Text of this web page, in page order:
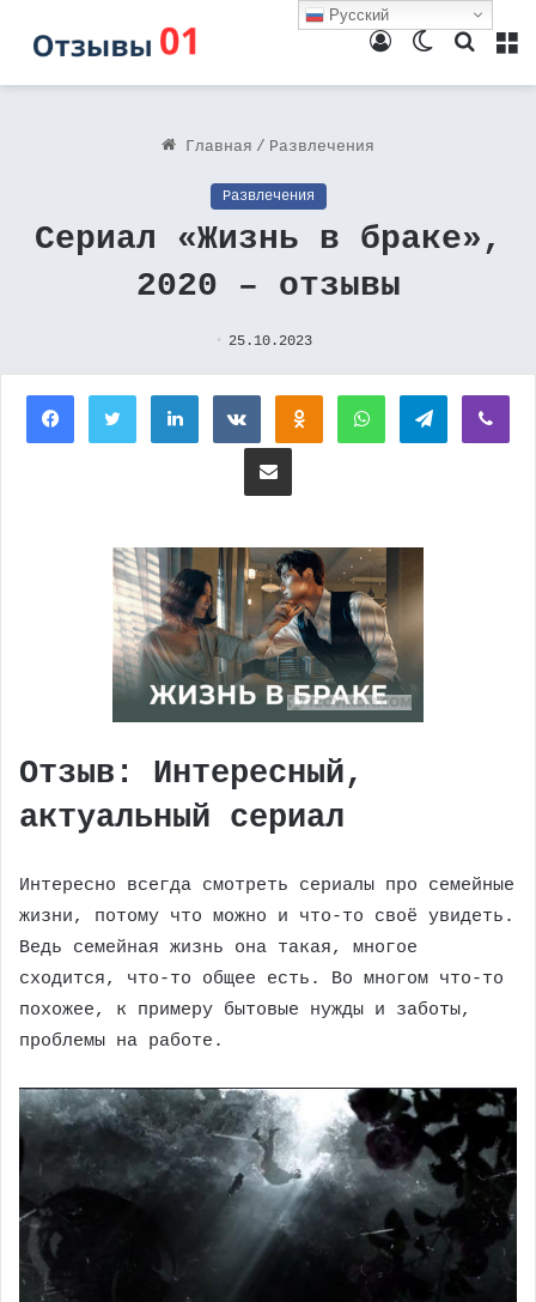
Поиск
Switch
Войти
Главная / Развлечения
Развлечения
Сериал «Жизнь в браке»,
2020 – отзывы
25.10.2023
FacebookTwitterLinkedInВконтактеОдноклассники
WhatsAppTelegram
Поделиться через электронную почту
Отзыв: Интересный,
актуальный сериал
Интересно всегда смотреть сериалы про семейные
жизни, потому что можно и что-то своё увидеть.
Ведь семейная жизнь она такая, многое
сходится, что-то общее есть. Во многом что-то
похожее, к примеру бытовые нужды и заботы,
проблемы на работе.
Русский